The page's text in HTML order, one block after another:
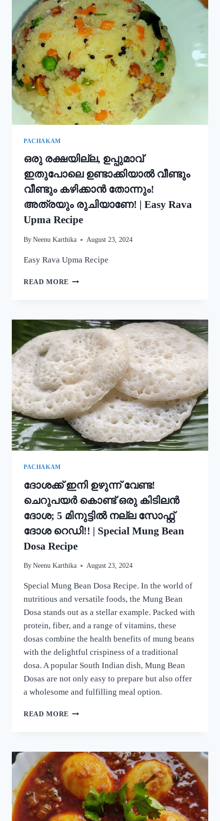
ഇതും
കൂടി
ചേർത്ത്
പൊടി
നനക്കു!
ചോറ്
കൊണ്ട്
നല്ല
സോഫ്റ്റ്
പുട്ട്
റെഡി!!
|
PACHAKAM
ഒരു രക്ഷയില്ല, ഉപ്പുമാവ്
ഇതുപോലെ ഉണ്ടാക്കിയാൽ വീണ്ടും
വീണ്ടും കഴിക്കാൻ തോന്നും!
അത്രയും രുചിയാണേ! | Easy Rava
Upma Recipe
By Neenu Karthika August 23, 2024
Easy Rava Upma Recipe
READ MORE ഒരു
ഉണ്ടാക്കിയാൽ
വീണ്ടും
വീണ്ടും
കഴിക്കാൻ
തോന്നും!
അത്രയും
രുചിയാണേ!
|
EASY
RAVA
UPMA
RECIPE
PACHAKAM
ദോശക്ക് ഇനി ഉഴുന്ന് വേണ്ട!
ചെറുപയർ കൊണ്ട് ഒരു കിടിലൻ
ദോശ; 5 മിനുട്ടിൽ നല്ല സോഫ്റ്റ്
ദോശ റെഡി!! | Special Mung Bean
Dosa Recipe
By Neenu Karthika August 23, 2024
Special Mung Bean Dosa Recipe. In the world of
nutritious and versatile foods, the Mung Bean
Dosa stands out as a stellar example. Packed with
protein, fiber, and a range of vitamins, these
dosas combine the health benefits of mung beans
with the delightful crispiness of a traditional
dosa. A popular South Indian dish, Mung Bean
Dosas are not only easy to prepare but also offer
a wholesome and fulfilling meal option.
READ MORE ദോശക്ക്
ചെറുപയർ
കൊണ്ട്
ഒരു
കിടിലൻ
ദോശ;
മിനുട്ടിൽ